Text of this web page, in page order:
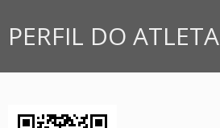
PERFIL DO ATLETA